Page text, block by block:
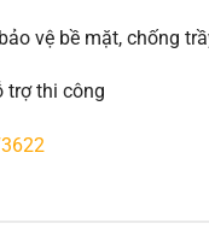
vệ bề mặt, chống
trợ thi công